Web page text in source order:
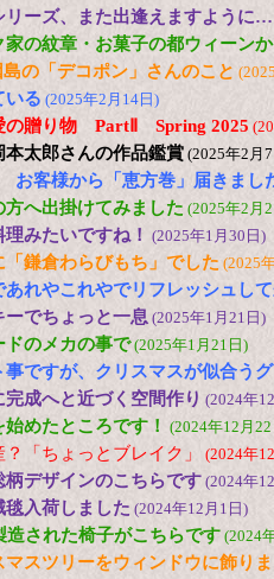
リーズ、また出逢えますように…
家の紋章・お菓子の都ウィーン
の「デコポン」さんのこと
いる (2025年2月14日)
の贈り物 PartⅡ Spring 2025
本太郎さんの作品鑑賞 (2025年2月
お客様から「恵方巻」届きまし
方へ出掛けてみました (2025年2月
みたいですね！ (2025年1月30日)
「鎌倉わらびもち」でした (2025
あれやこれやでリフレッシュし
ーでちょっと一息 (2025年1月21日)
ドのメカの事で(2025年1月21日)
事ですが、クリスマスが似合う
完成へと近づく空間作り (2024年
めたところです！ (2024年12月
「ちょっとブレイク」 (2024年
柄デザインのこちらです (2024年
毯入荷しました (2024年12月1日)
造された椅子がこちらです (2024
マスツリーをウィンドウに飾り